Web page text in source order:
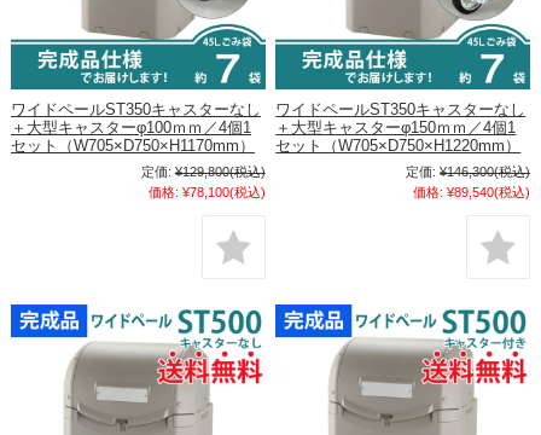
ワイドペールST350キャスターなし
＋大型キャスターφ100ｍｍ／4個1
セット（W705×D750×H1170mm）
定価: ¥129,800(税込)
価格: ¥78,100(税込)
ワイドペールST350キャスターなし
＋大型キャスターφ150ｍｍ／4個1
セット（W705×D750×H1220mm）
定価: ¥146,300(税込)
価格: ¥89,540(税込)